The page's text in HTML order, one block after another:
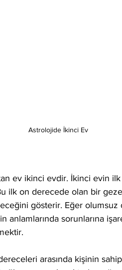
Astrolojide İkinci Ev
ev ikinci evdir. İkinci evin
ilk on derecede olan bir
gösterir. Eğer
sorunlarına
arasında kişinin